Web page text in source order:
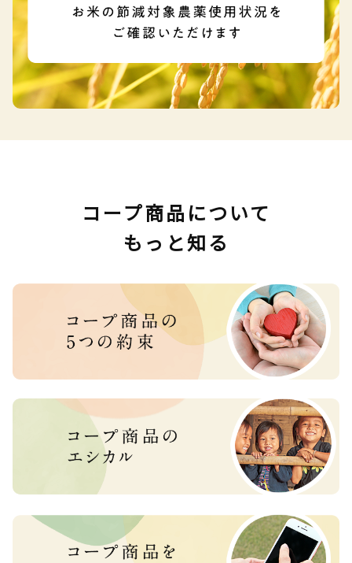
コープ商品について
もっと知る